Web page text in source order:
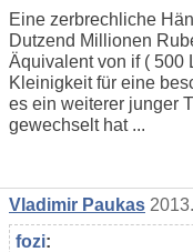
Eine zerbrechliche
Dutzend Millionen
Äquivalent von if ( 500
Kleinigkeit für eine
es ein weiterer junger
gewechselt hat ...
Vladimir Paukas
fozi: